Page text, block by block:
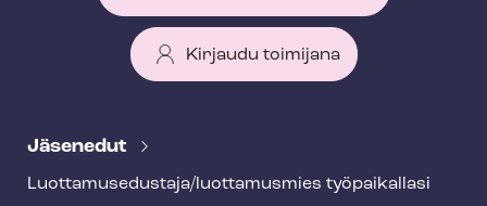
Kirjaudu toimijana
e
Jäsenedut
Luot­ta­muse­dus­ta­ja/luottamusmies työpaikallasi